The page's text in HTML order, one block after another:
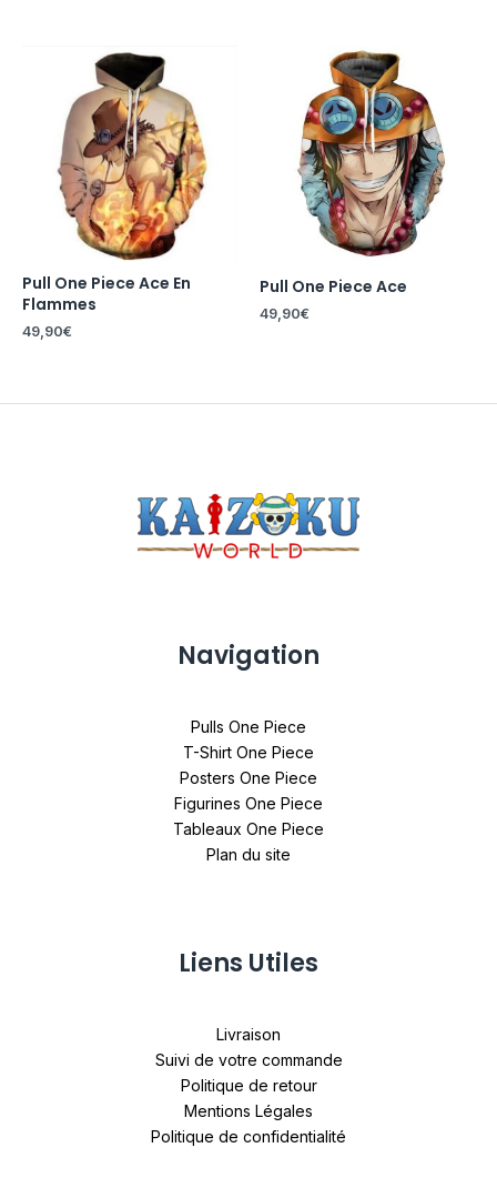
Pull One Piece Ace En
Flammes
49,90€
Pull One Piece Ace
49,90€
Navigation
Pulls One Piece
T-Shirt One Piece
Posters One Piece
Figurines One Piece
Tableaux One Piece
Plan du site
Liens Utiles
Livraison
Suivi de votre commande
Politique de retour
Mentions Légales
Politique de confidentialité